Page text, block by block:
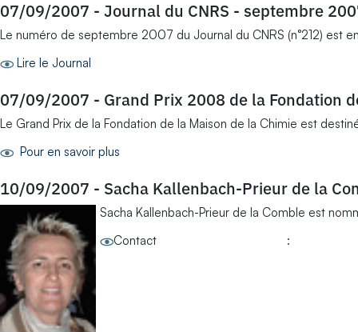
07/09/2007 - Journal du CNRS - septembre
Le numéro de septembre 2007 du Journal du CNRS (n°212) est
Lire le Journal
07/09/2007 - Grand Prix 2008 de la Fondation
Le Grand Prix de la Fondation de la Maison de la Chimie est
Pour en savoir plus
10/09/2007 - Sacha Kallenbach-Prieur de la
Sacha Kallenbach-Prieur de la Comble est